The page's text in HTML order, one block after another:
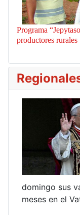
Programa
productores rurales
estivales,